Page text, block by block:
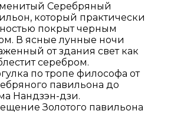
Серебряный
который практически
покрыт черным
В ясные лунные ночи
от здания свет как
серебром.
по тропе философа от
павильона до
Нандзэн-дзи.
Золотого павильона